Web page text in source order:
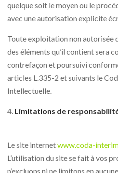
quelque soit le moyen ou le
avec une autorisation explicite
Toute exploitation non autorisée
des éléments qu’il contient sera
contrefaçon et poursuivi
articles L.335-2 et suivants le
Intellectuelle.
Limitations de
Le site internetwww.coda-
L’utilisation du site se fait à vos
n’excluons ni ne limitons en